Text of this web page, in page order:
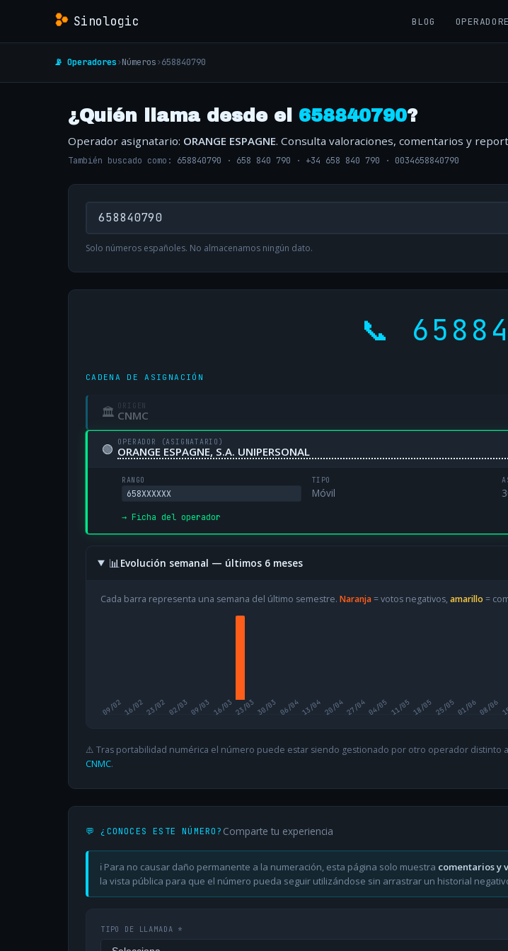
Sinologic BLOG
📡 Operadores›Números›658840790
¿Quién llama desde el 658840790?
Operador asignatario: ORANGE ESPAGNE. Consulta valoraciones, comentarios y
También buscado como: 658840790 · 658 840 790 · +34 658 840 790 · 0034658840790
Solo números españoles. No almacenamos ningún dato.
📞
CADENA DE ASIGNACIÓN
🏛 ORIGEN
CNMC
🟢 OPERADOR (ASIGNATARIO)
ORANGE ESPAGNE, S.A. UNIPERSONAL
RANGO
658XXXXXX
TIPO
Móvil
→ Ficha del operador
📊Evolución semanal — últimos 6 meses
Cada barra representa una semana del último semestre. Naranja= votos negativos, amarillo =
09/0216/0223/02 02/03 09/03 16/03 23/03 30/03 06/0413/04 20/0427/0404/05 11/0518/05 25/0501/0608/06
⚠️ Tras portabilidad numérica el número puede estar siendo gestionado por otro operador distinto
CNMC.
💬 ¿CONOCES ESTE NÚMERO? Comparte tu experiencia
ℹ️ Para no causar daño permanente a la numeración, esta página solo muestra comentarios y
la vista pública para que el número pueda seguir utilizándose sin arrastrar un historial
TIPO DE LLAMADA *